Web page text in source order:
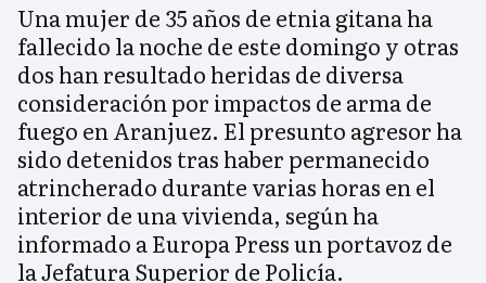
Una mujer de 35 años de etnia gitana ha
fallecido la noche de este domingo y otras
dos han resultado heridas de diversa
consideración por impactos de arma de
fuego en Aranjuez. El presunto agresor ha
sido detenidos tras haber permanecido
atrincherado durante varias horas en el
interior de una vivienda, según ha
informado a Europa Press un portavoz de
la Jefatura Superior de Policía.